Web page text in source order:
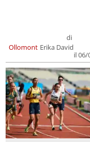
Ollomont
di
Erika David
il 06/